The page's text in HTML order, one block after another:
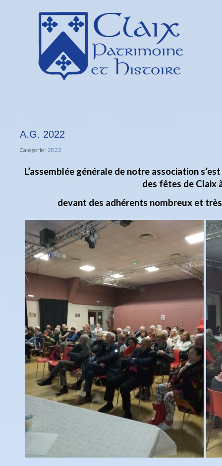
A.G. 2022
Catégorie : 2022
L’assemblée générale de notre association
des fêtes de Claix
devant des adhérents nombreux et